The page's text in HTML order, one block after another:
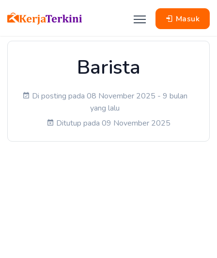
Masuk
Barista
Di posting pada 08 November 2025 - 9 bulan
yang lalu
Ditutup pada 09 November 2025